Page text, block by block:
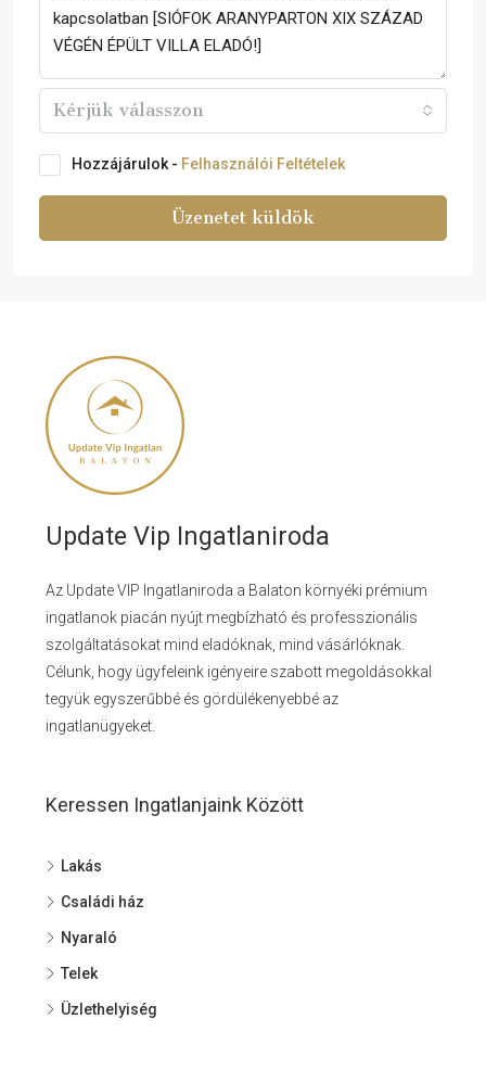
Kérjük válasszon
Hozzájárulok - Felhasználói Feltételek
Üzenetet küldök
Update Vip Ingatlaniroda
Az Update VIP Ingatlaniroda a Balaton környéki prémium
ingatlanok piacán nyújt megbízható és professzionális
szolgáltatásokat mind eladóknak, mind vásárlóknak.
Célunk, hogy ügyfeleink igényeire szabott megoldásokkal
tegyük egyszerűbbé és gördülékenyebbé az
ingatlanügyeket.
Keressen Ingatlanjaink Között
Lakás
Családi ház
Nyaraló
Telek
Üzlethelyiség